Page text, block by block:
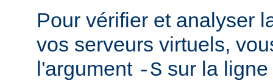
Pour vérifier et analyser
vos serveurs virtuels,
l'argument -S sur la